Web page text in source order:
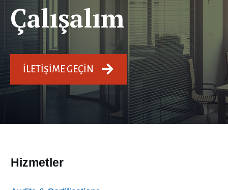
Çalışalım
İLETIŞIME GEÇIN
Hizmetler